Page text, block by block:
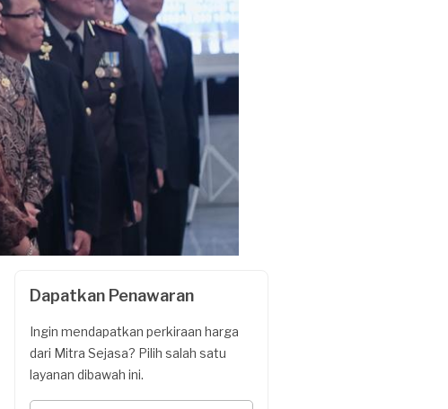
Dapatkan Penawaran
Ingin mendapatkan perkiraan harga
dari Mitra Sejasa? Pilih salah satu
layanan dibawah ini.